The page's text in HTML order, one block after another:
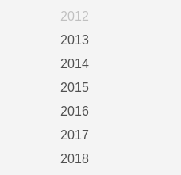
2012
2013
2014
2015
2016
2017
2018